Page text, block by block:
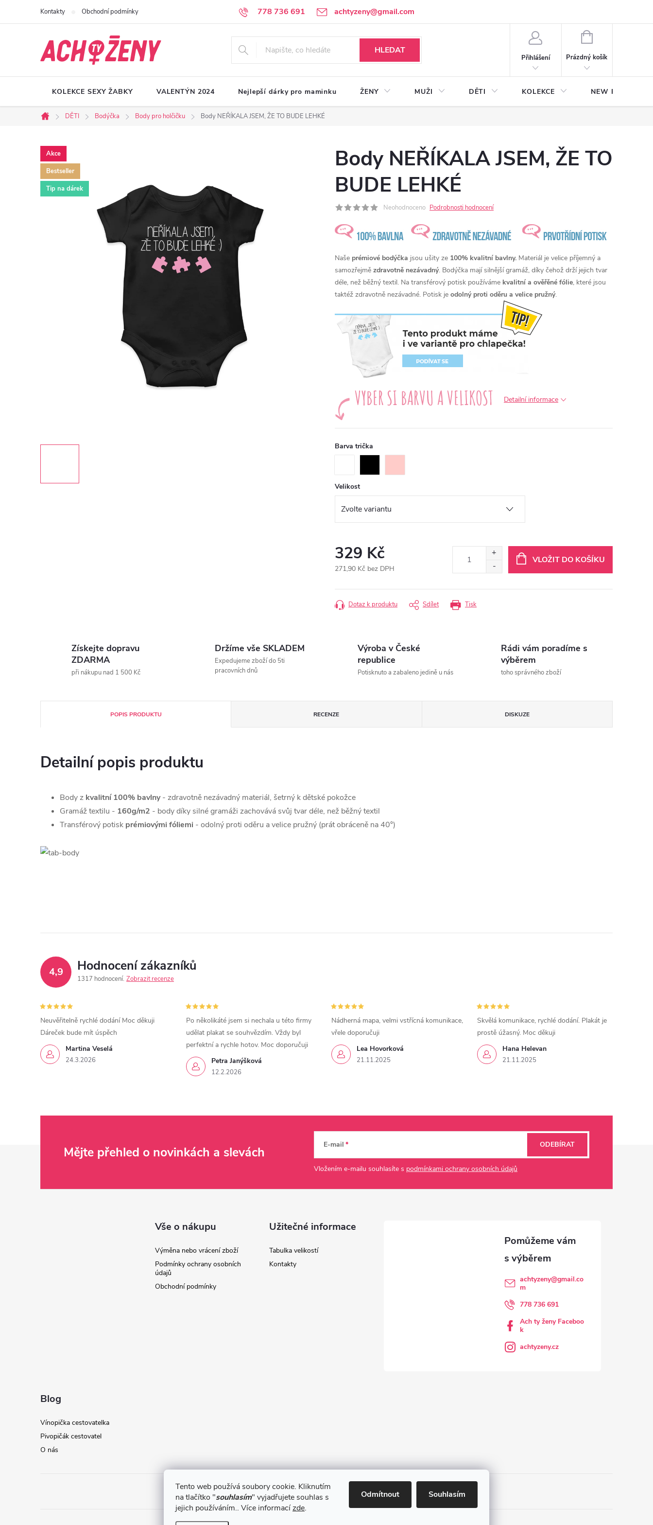
Tento web používá soubory cookie. Kliknutím
na tlačítko "souhlasím" vyjadřujete souhlas s
jejich používáním.. Více informacízde.
Odmítnout Souhlasím
778 736 691 achtyzeny@gmail.com
Kontakty Obchodní podmínky
HLEDAT
Přihlášení
NÁKUPNÍ
Prázdný košík
KOLEKCE SEXY ŽABKY VALENTÝN 2024 Nejlepší dárky pro maminku ŽENY MUŽI DĚTI KOLEKCE NEW Plakáty s
Domů
DĚTI Bodýčka Body pro holčičku Body NEŘÍKALA JSEM, ŽE TO BUDE LEHKÉ
Akce
Bestseller
Tip na dárek
Body NEŘÍKALA JSEM, ŽE TO
BUDE LEHKÉ
Neohodnoceno Podrobnosti hodnocení
Naše prémiové bodýčka jsou ušity ze 100% kvalitní bavlny. Materiál je velice příjemný a
samozřejmě zdravotně nezávadný. Bodýčka mají silnější gramáž, díky čehož drží jejich tvar
déle, než běžný textil. Na transférový potisk používáme kvalitní a ověřěné fólie, které jsou
taktéž zdravotně nezávadné. Potisk je odolný proti oděru a velice pružný.
Detailní informace
Barva trička
Velikost
329 Kč
271,90 Kč bez DPH
cena:
VLOŽIT DO KOŠÍKU
Tisk
Dotaz k produktu Sdílet
Získejte dopravu
ZDARMA
při nákupu nad 1 500 Kč
Držíme vše SKLADEM
Expedujeme zboží do 5ti
pracovních dnů
Výroba v České
republice
Potisknuto a zabaleno jedině u nás
Rádi vám poradíme s
výběrem
toho správného zboží
POPIS PRODUKTU RECENZE DISKUZE
Detailní popis produktu
Body z kvalitní 100% bavlny- zdravotně nezávadný materiál, šetrný k dětské pokožce
Gramáž textilu - 160g/m2 - body díky silné gramáži zachovává svůj tvar déle, než běžný textil
Transférový potisk prémiovými fóliemi - odolný proti oděru a velice pružný (prát obráceně na 40°)
4,9 Hodnocení zákazníků
1317 hodnocení Zobrazit recenze
Martina Veselá
24.3.2026
Neuvěřitelně rychlé dodání Moc děkuji
Dáreček bude mít úspěch
Petra Janýšková
12.2.2026
Po několikáté jsem si nechala u této firmy
udělat plakat se souhvězdím. Vždy byl
perfektní a rychle hotov. Moc doporučuji
Lea Hovorková
21.11.2025
Nádherná mapa, velmi vstřícná komunikace,
vřele doporučuji
Hana Helevan
21.11.2025
Skvělá komunikace, rychlé dodání. Plakát je
prostě úžasný. Moc děkuji
Mějte přehled o novinkách a slevách E-mail
Vložením e-mailu souhlasíte s podmínkami ochrany osobních údajů
ODEBÍRAT
Vše o nákupu
Výměna nebo vrácení zboží
Podmínky ochrany osobních
údajů
Obchodní podmínky
Užitečné informace
Tabulka velikostí
Kontakty
achtyzeny@gmail.co
m
778 736 691
Ach ty ženy Faceboo
k
achtyzeny.cz
Blog
Vínopička cestovatelka
Pivopičák cestovatel
O nás
Obchodní podmínky